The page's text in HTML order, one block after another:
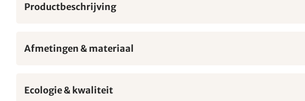
Productbeschrijving
Afmetingen & materiaal
Ecologie & kwaliteit